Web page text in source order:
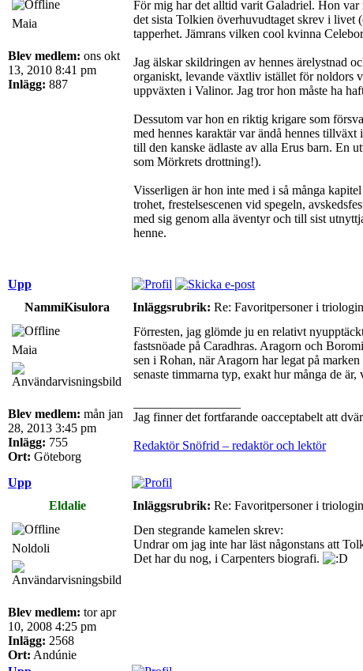
Maia
Blev medlem: ons okt
13, 2010 8:41 pm
Inlägg: 887
För mig har det alltid varit Galadriel. Hon
det sista Tolkien överhuvudtaget skrev i livet
tapperhet. Jämrans vilken cool kvinna
Jag älskar skildringen av hennes ärelystnad
organiskt, levande växtliv istället för noldors
uppväxten i Valinor. Jag tror hon måste ha
Dessutom var hon en riktig krigare som
med hennes karaktär var ändå hennes
till den kanske ädlaste av alla Erus barn. En
som Mörkrets drottning!).
Visserligen är hon inte med i så många
trohet, frestelsescenen vid spegeln,
med sig genom alla äventyr och till sist
henne.
Upp
NammiKisulora
Inläggsrubrik: Re: Favoritpersoner i triologin
Maia
Blev medlem: mån jan
28, 2013 3:45 pm
Inlägg: 755
Ort: Göteborg
Förresten, jag glömde ju en relativt
fastsnöade på Caradhras. Aragorn och
sen i Rohan, när Aragorn har legat på
senaste timmarna typ, exakt hur många de
Jag finner det fortfarande oacceptabelt att
Redaktör Snöfrid – redaktör och lektör
Upp
Eldalie
Inläggsrubrik: Re: Favoritpersoner i triologin
Noldoli
Blev medlem: tor apr
10, 2008 4:25 pm
Inlägg: 2568
Ort: Andúnie
Den stegrande kamelen skrev:
Undrar om jag inte har läst någonstans att
Det har du nog, i Carpenters biografi.